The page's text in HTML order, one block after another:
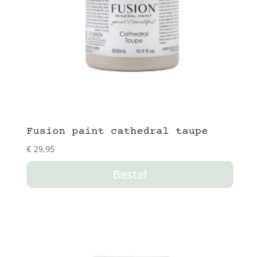
Fusion paint cathedral taupe
€29,95
Bestel